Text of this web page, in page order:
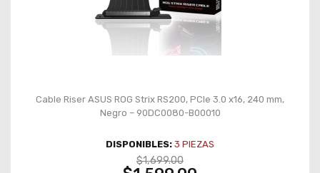
Cable Riser ASUS ROG Strix RS200, PCIe 3.0 x16, 240 mm,
Negro – 90DC0080-B00010
DISPONIBLES: 3 PIEZAS
$1,699.00